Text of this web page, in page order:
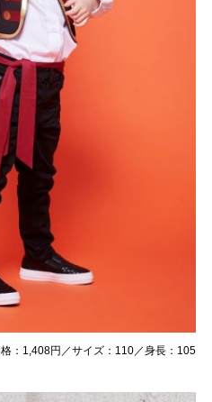
：1,408円／サイズ：110／身長：105